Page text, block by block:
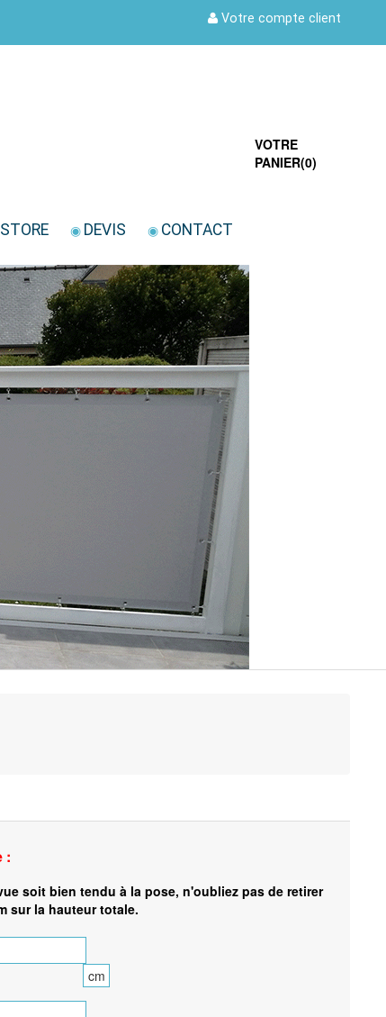
Votre compte client
◉ DEVIS ◉ CONTACT
VOTRE
PANIER(0)
:
soit bien tendu à la pose, n'oubliez pas de retirer
sur la hauteur totale.
cm